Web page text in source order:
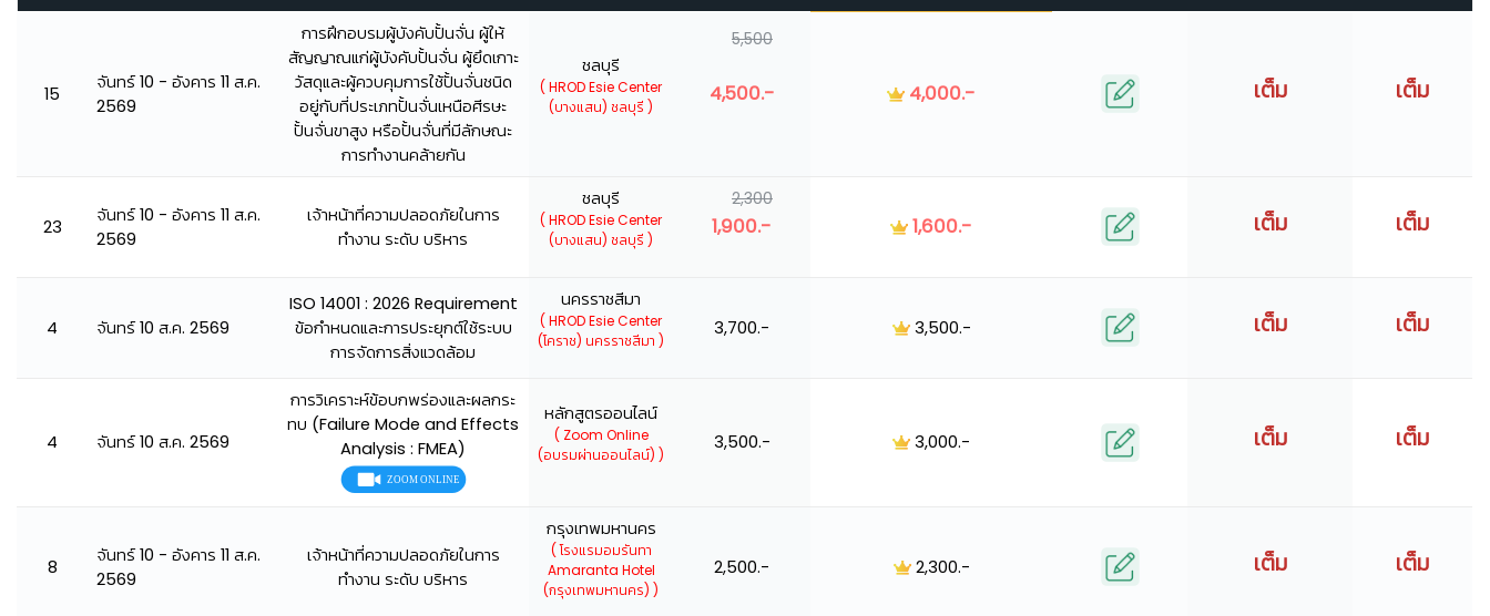
👷
15
จันทร์ 10 - อังคาร 11 ส.ค.
2569
การฝึกอบรมผู้บังคับปั้นจั่น ผู้ให้
สัญญาณแก่ผู้บังคับปั้นจั่น ผู้ยึดเกาะ
วัสดุและผู้ควบคุมการใช้ปั้นจั่นชนิด
อยู่กับที่ประเภทปั้นจั่นเหนือศีรษะ
ปั้นจั่นขาสูง หรือปั้นจั่นที่มีลักษณะ
การทำงานคล้ายกัน
ชลบุรี
( HROD Esie Center
(บางแสน) ชลบุรี )
4,500.-
5,500
4,000.- เต็ม เต็ม
23
จันทร์ 10 - อังคาร 11 ส.ค.
2569
เจ้าหน้าที่ความปลอดภัยในการ
ทำงาน ระดับ บริหาร
ชลบุรี
( HROD Esie Center
(บางแสน) ชลบุรี )
1,900.-
2,300
1,600.- เต็ม เต็ม
4 จันทร์ 10 ส.ค. 2569
ISO 14001 : 2026 Requirement
ข้อกำหนดและการประยุกต์ใช้ระบบ
การจัดการสิ่งแวดล้อม
นครราชสีมา
( HROD Esie Center
(โคราช) นครราชสีมา )
3,700.- 3,500.- เต็ม เต็ม
4 จันทร์ 10 ส.ค. 2569
การวิเคราะห์ข้อบกพร่องและผลกระ
ทบ (Failure Mode and Effects
Analysis : FMEA)
หลักสูตรออนไลน์
( Zoom Online
(อบรมผ่านออนไลน์) )
3,500.- 3,000.- เต็ม เต็ม
8
จันทร์ 10 - อังคาร 11 ส.ค.
2569
เจ้าหน้าที่ความปลอดภัยในการ
ทำงาน ระดับ บริหาร
กรุงเทพมหานคร
( โรงแรมอมรันทา
Amaranta Hotel
(กรุงเทพมหานคร) )
2,500.- 2,300.- เต็ม เต็ม